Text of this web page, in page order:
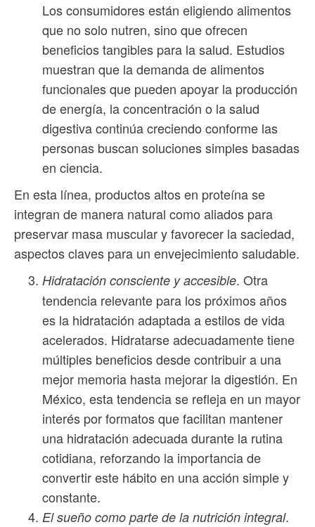
Los consumidores están eligiendo alimentos
que no solo nutren, sino que ofrecen
beneficios tangibles para la salud. Estudios
muestran que la demanda de alimentos
funcionales que pueden apoyar la producción
de energía, la concentración o la salud
digestiva continúa creciendo conforme las
personas buscan soluciones simples basadas
en ciencia.
En esta línea, productos altos en proteína se
integran de manera natural como aliados para
preservar masa muscular y favorecer la saciedad,
aspectos claves para un envejecimiento saludable.
Hidratación consciente y accesible. Otra
tendencia relevante para los próximos años
es la hidratación adaptada a estilos de vida
acelerados. Hidratarse adecuadamente tiene
múltiples beneficios desde contribuir a una
mejor memoria hasta mejorar la digestión. En
México, esta tendencia se refleja en un mayor
interés por formatos que facilitan mantener
una hidratación adecuada durante la rutina
cotidiana, reforzando la importancia de
convertir este hábito en una acción simple y
constante.
El sueño como parte de la nutrición integral.